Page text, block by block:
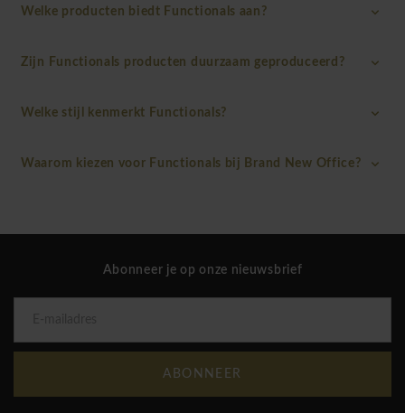
Welke producten biedt Functionals aan?
Zijn Functionals producten duurzaam geproduceerd?
Welke stijl kenmerkt Functionals?
Waarom kiezen voor Functionals bij Brand New Office?
Abonneer je op onze nieuwsbrief
ABONNEER